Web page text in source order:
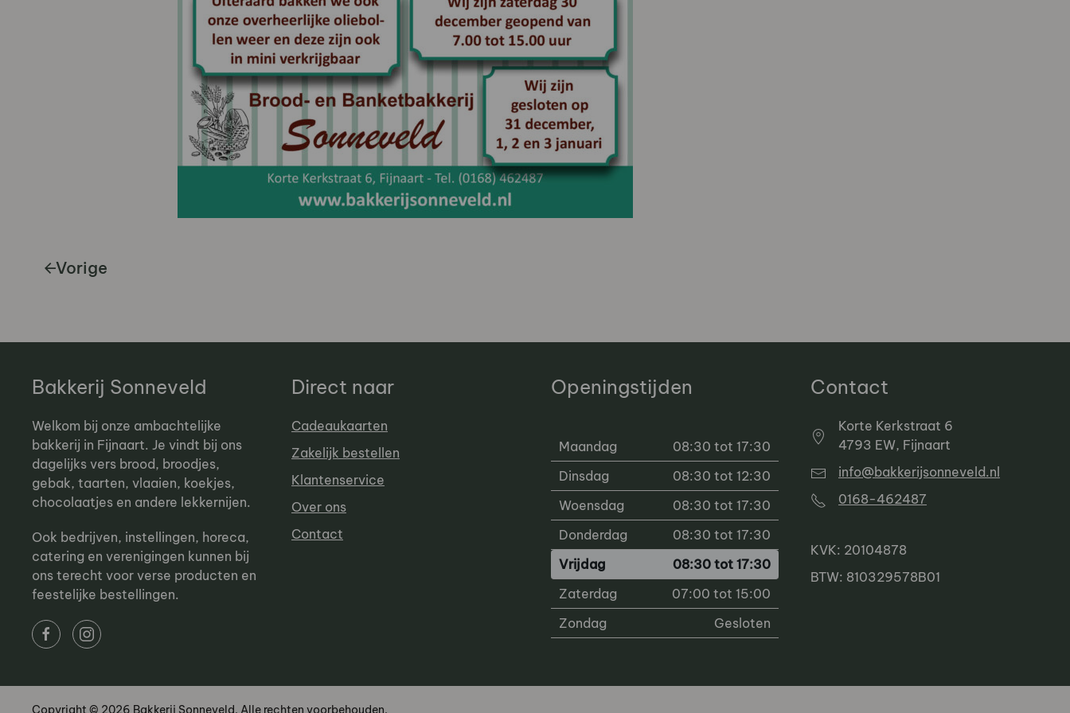
Vorige
Bakkerij Sonneveld
Welkom bij onze ambachtelijke
bakkerij in Fijnaart. Je vindt bij ons
dagelijks vers brood, broodjes,
gebak, taarten, vlaaien, koekjes,
chocolaatjes en andere lekkernijen.
Ook bedrijven, instellingen, horeca,
catering en verenigingen kunnen bij
ons terecht voor verse producten en
feestelijke bestellingen.
Direct naar
Cadeaukaarten
Zakelijk bestellen
Klantenservice
Over ons
Contact
Openingstijden
Maandag
08:30 tot 17:30
Dinsdag
08:30 tot 12:30
Woensdag
08:30 tot 17:30
Donderdag
08:30 tot 17:30
Vrijdag
08:30 tot 17:30
Zaterdag
07:00 tot 15:00
Zondag
Gesloten
Contact
Korte Kerkstraat 6
4793 EW, Fijnaart
info@bakkerijsonneveld.nl
0168-462487
KVK: 20104878
BTW: 810329578B01
Copyright © 2026 Bakkerij Sonneveld. Alle rechten voorbehouden.